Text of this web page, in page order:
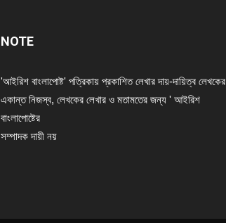
NOTE
'আইরিশ বাংলাপোষ্ট' পত্রিকায় প্রকাশিত লেখার দায়-দায়িত্ব লেখকের
একান্ত নিজস্ব, লেখকের লেখার ও মতামতের জন্য ' আইরিশ
বাংলাপোষ্টের
সম্পাদক দায়ী নয়